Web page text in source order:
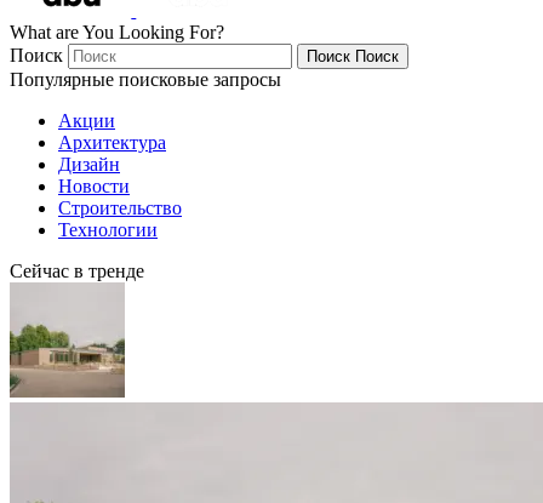
What are You Looking For?
Поиск
Поиск Поиск
Популярные поисковые запросы
Акции
Архитектура
Дизайн
Новости
Строительство
Технологии
Сейчас в тренде